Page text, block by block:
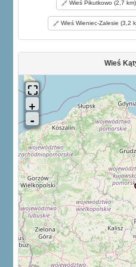
włocławsko-nieszawskiego,
piękne budynki gospodarcze,
ulepszeń. Za biskupów
wójtowstwo, sołectwo i młyn
samychże właścicieli. Kościół
wzniesiony był i uposażony
1356 występuje M. de Winecz,
Kujaw. Ulanowski, 251—276). Po
poświęcony przez bisk. Stan.
spłonął, bisk. Krzysztof
również, d. 12 czerw. 1763 r.
konsekrowany. Skoro świątynia
zaczęto budować i 1882
planu budowniczego Goebla, w
przeważnie jednak funduszem
plebanią i otoczono kościół
Józefa z Reszków
Wieniec, Aleksandrowo (w
(z parafii bądkowskiej,
1856 spotykana w aktach),
Zadowo i Żadowo), Dubielewo
Gustorzyn (1783), Jaranówek
Władysława Łokietka darowane
Klementynowo (od imienia
Leopoldowo (od Leopolda
Wieś Pikutkowo (2,7 km)
Wieś Wieniec-Zalesie (3,2
Wieś